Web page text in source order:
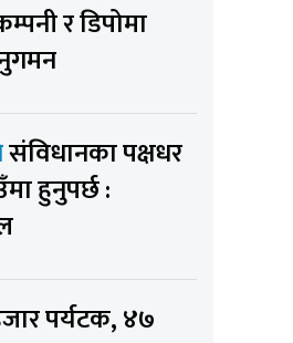
र डिपोमा
संविधानका पक्षधर
हुनुपर्छ :
पर्यटक, ४७